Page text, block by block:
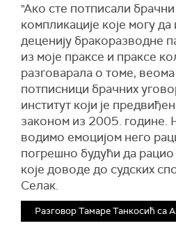
"Ако сте потписали
компликације које могу да
деценију бракоразводне
из моје праксе и праксе
разговарала о томе,
потписници брачних
институт који је
законом из 2005. године.
водимо емоцијом него
погрешно будући да рацио
које доводе до судских
Селак.
Разговор Тамаре Танкосић са